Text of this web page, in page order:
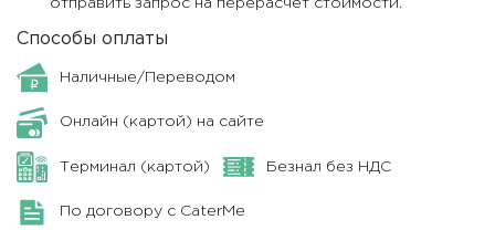
отправить запрос на перерасчет стоимости.
Способы оплаты
Наличные/Переводом
Онлайн (картой) на сайте
Терминал (картой) Безнал без НДС
По договору с CaterMe